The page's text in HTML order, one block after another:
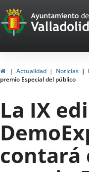
Portal
Web
del
de
Valladolid
InicioActualidad Noticias
premio Especial del público
La IX
contará